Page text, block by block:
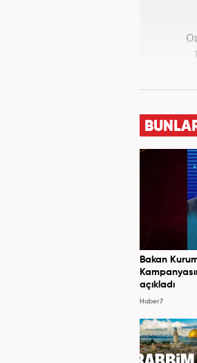
tüm
Bakan
açıkladı
Haber7